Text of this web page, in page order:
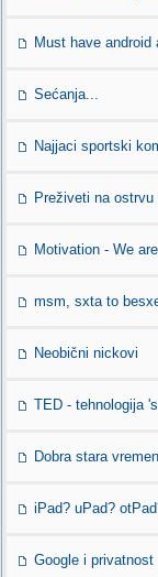
Must have android
Sećanja...
Najjaci sportski
Preživeti na ostrvu
Motivation - We
msm, sxta to
Neobični nickovi
TED - tehnologija
Dobra stara
iPad? uPad?
Google i privatnost